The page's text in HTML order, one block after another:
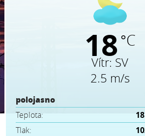
18°C
Vítr: SV
2.5 m/s
polojasno
Teplota:
Tlak: